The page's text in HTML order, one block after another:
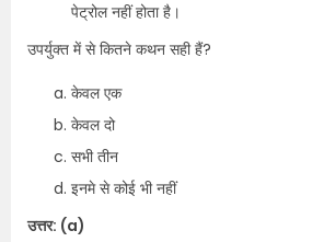
पेट्रोल नहीं होता है।
उपर्युक्त में से कितने कथन सही हैं?
केवल एक
केवल दो
सभी तीन
इनमे से कोई भी नहीं
उत्तर: (a)